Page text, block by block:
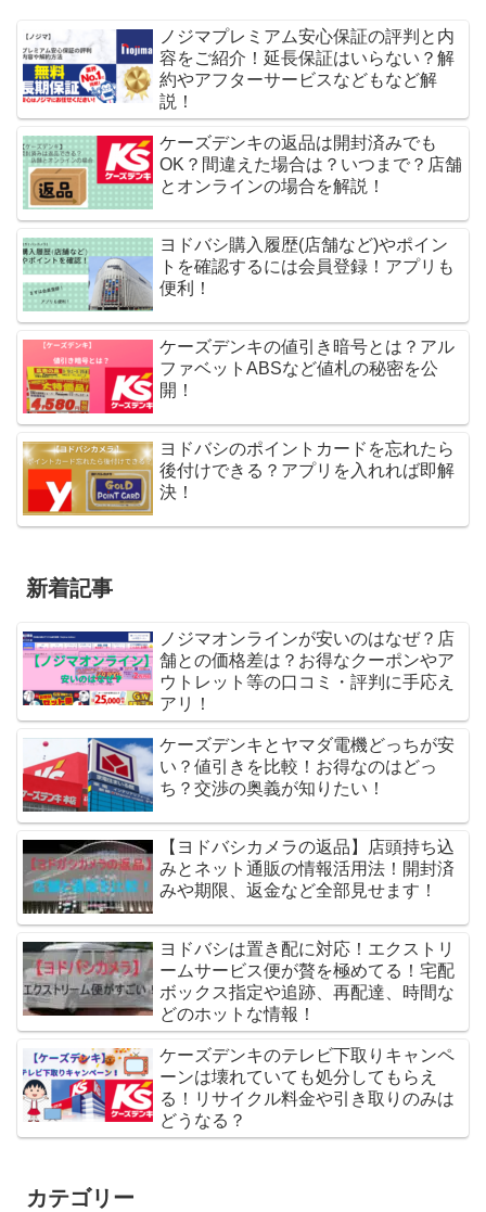
ノジマプレミアム安心保証の評判と内
容をご紹介！延長保証はいらない？解
約やアフターサービスなどもなど解
説！
ケーズデンキの返品は開封済みでも
OK？間違えた場合は？いつまで？店舗
とオンラインの場合を解説！
ヨドバシ購入履歴(店舗など)やポイン
トを確認するには会員登録！アプリも
便利！
ケーズデンキの値引き暗号とは？アル
ファベットABSなど値札の秘密を公
開！
ヨドバシのポイントカードを忘れたら
後付けできる？アプリを入れれば即解
決！
新着記事
ノジマオンラインが安いのはなぜ？店
舗との価格差は？お得なクーポンやア
ウトレット等の口コミ・評判に手応え
アリ！
ケーズデンキとヤマダ電機どっちが安
い？値引きを比較！お得なのはどっ
ち？交渉の奥義が知りたい！
【ヨドバシカメラの返品】店頭持ち込
みとネット通販の情報活用法！開封済
みや期限、返金など全部見せます！
ヨドバシは置き配に対応！エクストリ
ームサービス便が贅を極めてる！宅配
ボックス指定や追跡、再配達、時間な
どのホットな情報！
ケーズデンキのテレビ下取りキャンペ
ーンは壊れていても処分してもらえ
る！リサイクル料金や引き取りのみは
どうなる？
カテゴリー